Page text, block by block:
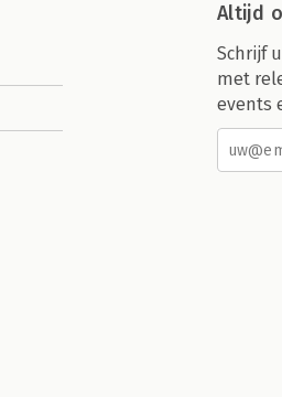
Altijd
Schrijf
met
events